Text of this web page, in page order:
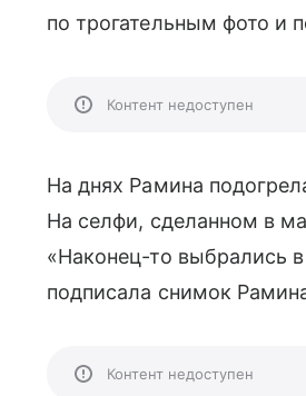
по трогательным фото и
Контент недоступен
На днях Рамина
На селфи, сделанном в
«Наконец-то выбрались
подписала снимок
Контент недоступен